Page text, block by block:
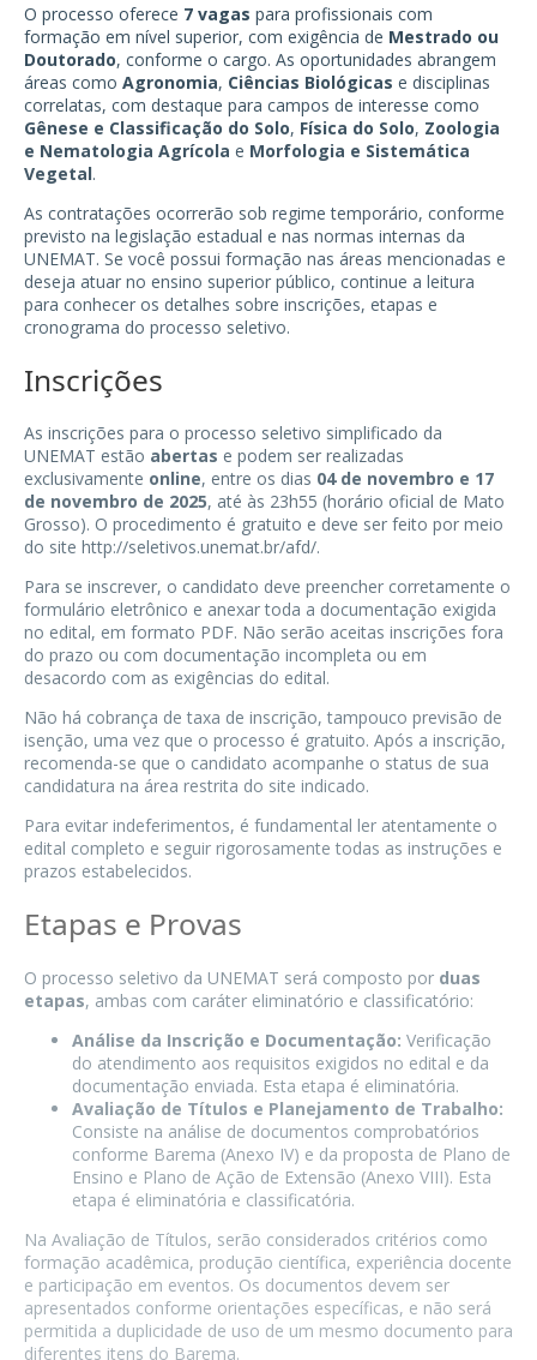
O processo oferece 7 vagas para profissionais com
formação em nível superior, com exigência de Mestrado ou
Doutorado, conforme o cargo. As oportunidades abrangem
áreas como Agronomia, Ciências Biológicas e disciplinas
correlatas, com destaque para campos de interesse como
Gênese e Classificação do Solo, Física do Solo, Zoologia
e Nematologia Agrícola e Morfologia e Sistemática
Vegetal.
As contratações ocorrerão sob regime temporário, conforme
previsto na legislação estadual e nas normas internas da
UNEMAT. Se você possui formação nas áreas mencionadas e
deseja atuar no ensino superior público, continue a leitura
para conhecer os detalhes sobre inscrições, etapas e
cronograma do processo seletivo.
Inscrições
As inscrições para o processo seletivo simplificado da
UNEMAT estão abertas e podem ser realizadas
exclusivamente online, entre os dias 04 de novembro e 17
de novembro de 2025, até às 23h55 (horário oficial de Mato
Grosso). O procedimento é gratuito e deve ser feito por meio
do site http://seletivos.unemat.br/afd/.
Para se inscrever, o candidato deve preencher corretamente o
formulário eletrônico e anexar toda a documentação exigida
no edital, em formato PDF. Não serão aceitas inscrições fora
do prazo ou com documentação incompleta ou em
desacordo com as exigências do edital.
Não há cobrança de taxa de inscrição, tampouco previsão de
isenção, uma vez que o processo é gratuito. Após a inscrição,
recomenda-se que o candidato acompanhe o status de sua
candidatura na área restrita do site indicado.
Para evitar indeferimentos, é fundamental ler atentamente o
edital completo e seguir rigorosamente todas as instruções e
prazos estabelecidos.
Etapas e Provas
O processo seletivo da UNEMAT será composto por duas
etapas, ambas com caráter eliminatório e classificatório:
Análise da Inscrição e Documentação: Verificação
do atendimento aos requisitos exigidos no edital e da
documentação enviada. Esta etapa é eliminatória.
Avaliação de Títulos e Planejamento de Trabalho:
Consiste na análise de documentos comprobatórios
conforme Barema (Anexo IV) e da proposta de Plano de
Ensino e Plano de Ação de Extensão (Anexo VIII). Esta
etapa é eliminatória e classificatória.
Na Avaliação de Títulos, serão considerados critérios como
formação acadêmica, produção científica, experiência docente
e participação em eventos. Os documentos devem ser
apresentados conforme orientações específicas, e não será
permitida a duplicidade de uso de um mesmo documento para
diferentes itens do Barema.